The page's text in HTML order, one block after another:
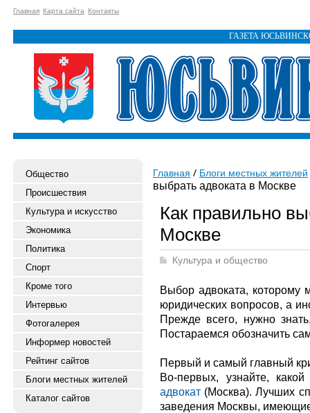
Главная Карта сайта Контакты
ГАЗЕТА
Общество
Происшествия
Культура и искусство
Экономика
Политика
Спорт
Кроме того
Интервью
Фотогалерея
Информер новостей
Рейтинг сайтов
Блоги местных жителей
Каталог сайтов
Главная Блоги местных жителей
выбрать адвоката в Москве
Как правильно
Москве
Культура и общество
Выбор адвоката, которому
юридических вопросов, а
Прежде всего, нужно
Постараемся обозначить
Первый и самый главный
Во-первых, узнайте,
адвокат (Москва). Лучших
заведения Москвы,